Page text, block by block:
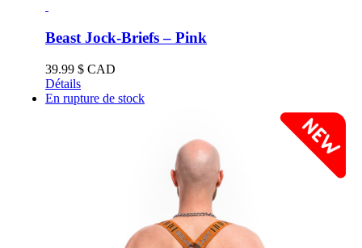
variations.
Les
être
choisies
produit
Beast Jock-Briefs – Pink
39.99 $ CAD
Détails
En rupture de stock